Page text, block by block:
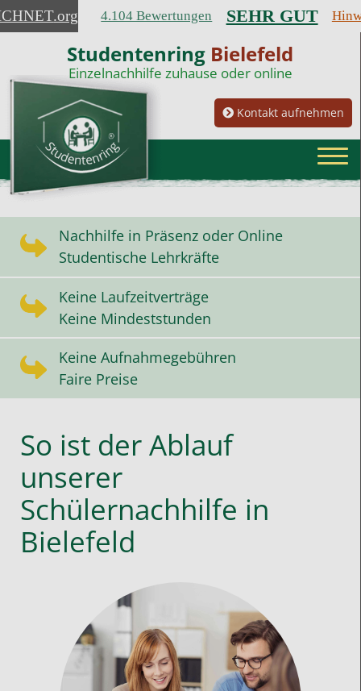
.org 4.104 Bewertungen SEHR GUT
Studentenring Bielefeld
Einzelnachhilfe zuhause oder online
Kontakt aufnehmen
Nachhilfe in Präsenz oder Online
Studentische Lehrkräfte
Keine Laufzeitverträge
Keine Mindeststunden
Keine Aufnahmegebühren
Faire Preise
So ist der Ablauf
unserer
Schülernachhilfe in
Bielefeld